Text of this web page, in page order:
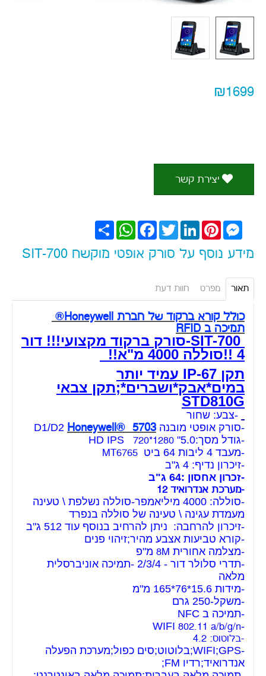
₪1699
יצירת קשר
שתף
WhatsAppFacebook TwitterLinkedInPinterest
Messenger
מידע נוסף על סורק אופטי מוקשח SIT-700
תאור מפרט חוות דעת
כולל קורא ברקוד של חברת Honeywell®
תמיכה ב RFID
SIT-700-סורק ברקוד מקצועי!!! דור
4 !!סוללה 4000 מ"א!!
תקן IP-67 עמיד יותר
במים*אבק*ושברים*;תקן צבאי
STD810G
-צבע: שחור
-סורק אופטי מובנה D1/D2 Honeywell® 5703
-גודל מסך:5.0" HD IPS
720*1280
-מעבד 4 ליבות 64 ביט
MT6765
-זיכרון נדיף: 4 ג"ב
-זכרון אחסון :64 ג"ב
-מערכת אנדרואיד 12
-סוללה: 4000 מיליאמפר-סוללה נשלפת \ טעינה
מעמדת עגינה \ טעינה של סוללה בנפרד
-זיכרון להרחבה: ניתן להרחיב בנוסף עוד 512 ג"ב
-קורא טביעות אצבע מהיר;זיהוי פנים
-מצלמה אחורית 8M מ"פ
-תדרי סלולר דור - 2/3/4 -תמיכה אוניברסלית
מלאה
-מידות 15.6*76*165 מ"מ
-משקל-250
גרם
-תמיכה ב NFC
-WIFI
802.11 a/b/g/n
-בלוטוס: 4.2
-WIFI;GPS;בלוטוט;סים כפול;מערכת הפעלה
אנדרואיד;רדיו FM;